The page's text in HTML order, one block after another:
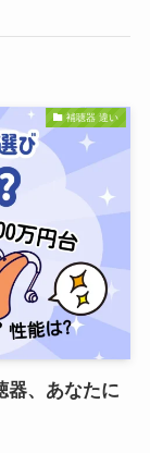
補聴器 違い
器、あなたに